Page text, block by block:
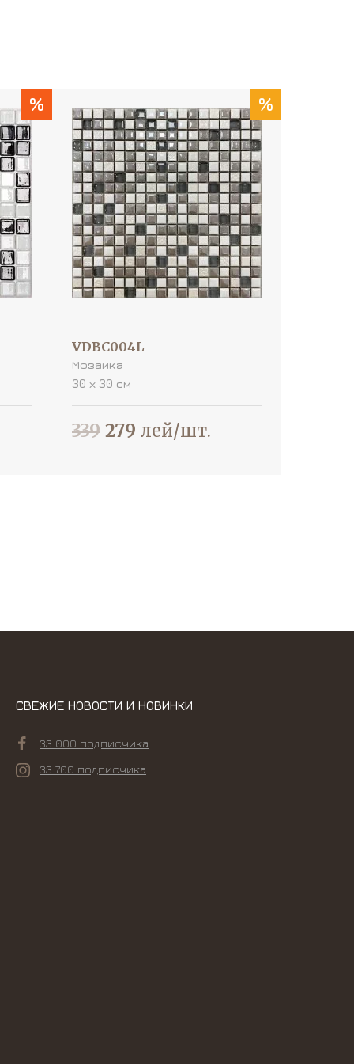
% %
VDBC004L
Мозаика
30 х 30 см
339 279 лей/шт.
СВЕЖИЕ НОВОСТИ И НОВИНКИ
33 000 подписчика
33 700 подписчика